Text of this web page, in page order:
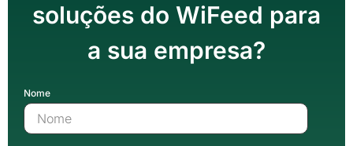
soluções do WiFeed para
a sua empresa?
Nome